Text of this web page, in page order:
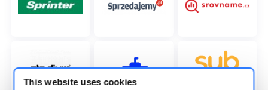
This website uses cookies